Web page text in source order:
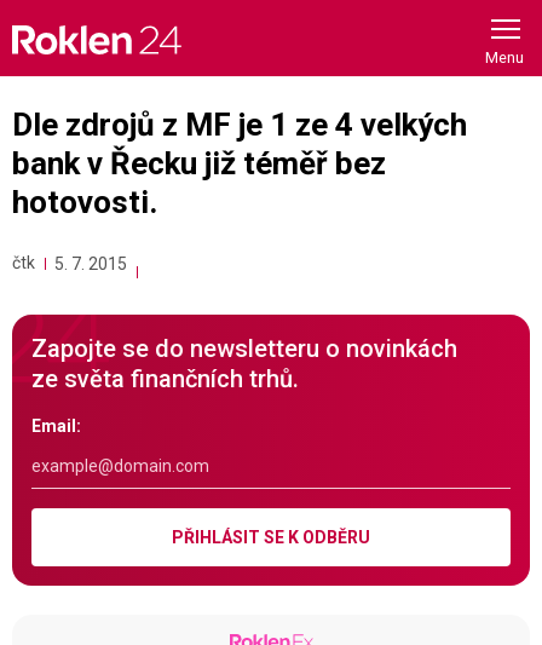
content
Dle zdrojů z MF je 1 ze 4 velkých
bank v Řecku již téměř bez
hotovosti.
čtk 5. 7. 2015
Zapojte se do newsletteru o novinkách
ze světa finančních trhů.
Email:
PŘIHLÁSIT SE K ODBĚRU